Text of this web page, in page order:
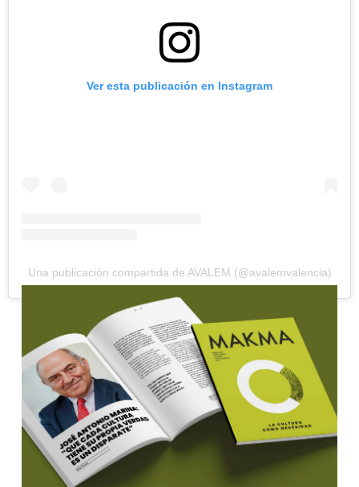
Ver esta publicación en Instagram
Una publicación compartida de AVALEM (@avalemvalencia)